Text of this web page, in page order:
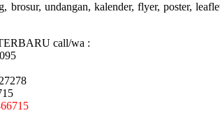
brosur, undangan, kalender, flyer, poster,
call/wa :